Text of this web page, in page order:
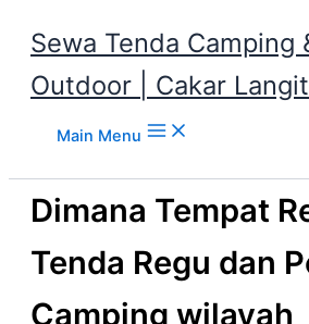
Sewa Tenda Camping
Outdoor | Cakar
Main Menu
Dimana Tempat
Tenda Regu dan
Camping wilayah